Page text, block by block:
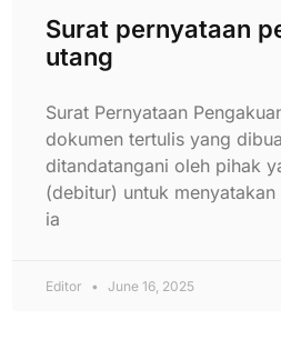
Surat pernyataan
utang
Surat Pernyataan
dokumen tertulis yang
ditandatangani oleh pihak
(debitur) untuk
ia
Editor June 16, 2025